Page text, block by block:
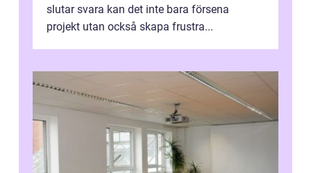
slutar svara kan det inte bara försena
projekt utan också skapa frustra...